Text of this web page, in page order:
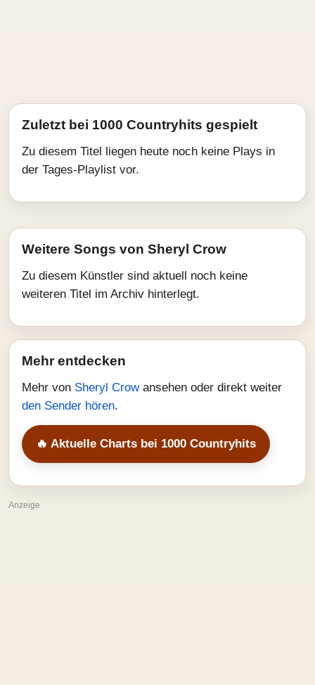
Zuletzt bei 1000 Countryhits gespielt
Zu diesem Titel liegen heute noch keine Plays in
der Tages-Playlist vor.
Weitere Songs von Sheryl Crow
Zu diesem Künstler sind aktuell noch keine
weiteren Titel im Archiv hinterlegt.
Mehr entdecken
Mehr von Sheryl Crow ansehen oder direkt weiter
den Sender hören.
🔥 Aktuelle Charts bei 1000 Countryhits
Anzeige